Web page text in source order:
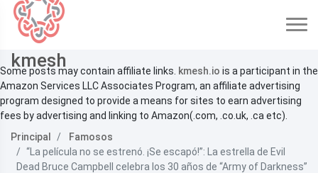
kmesh
Some posts may contain affiliate links. kmesh.io is a participant in the
Amazon Services LLC Associates Program, an affiliate advertising
program designed to provide a means for sites to earn advertising
fees by advertising and linking to Amazon(.com, .co.uk, .ca etc).
Principal
Famosos
“La película no se estrenó. ¡Se escapó!”: La estrella de Evil
Dead Bruce Campbell celebra los 30 años de “Army of Darkness”